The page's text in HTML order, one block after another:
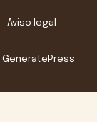
Aviso legal
GeneratePress